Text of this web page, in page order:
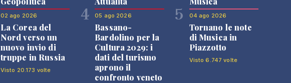
02 ago 2026
La Corea del
Nord verso un
nuovo invio di
truppe in Russia
Visto 20.173 volte
4 05 ago 2026
Bassano-
Bardolino per la
Cultura 2029: i
dati del turismo
aprono il
confronto veneto
5 04 ago 2026
Tornano le note
di Musica in
Piazzotto
Visto 6.747 volte